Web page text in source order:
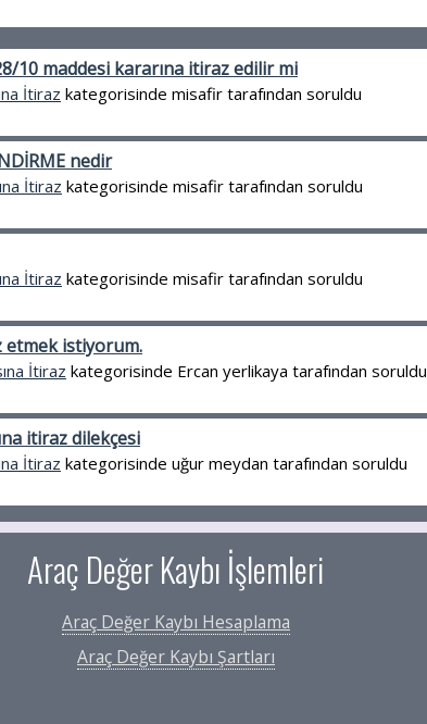
10 maddesi kararına itiraz edilir mi
İtiraz kategorisinde misafir tarafından soruldu
nedir
İtiraz kategorisinde misafir tarafından soruldu
İtiraz kategorisinde misafir tarafından soruldu
etmek istiyorum.
İtiraz kategorisinde Ercan yerlikaya tarafından soruldu
itiraz dilekçesi
İtiraz kategorisinde uğur meydan tarafından soruldu
Araç Değer Kaybı İşlemleri
Araç Değer Kaybı Hesaplama
Araç Değer Kaybı Şartları